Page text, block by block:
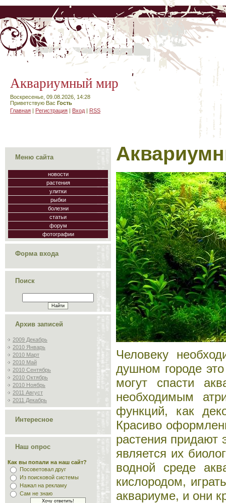
Аквариумный мир
Воскресенье, 09.08.2026, 14:28
Приветствую Вас Гость
Главная | Регистрация | Вход | RSS
Меню сайта
новости
растения
улитки
рыбки
болезни
статьи
форум
фотографии
Форма входа
Поиск
Архив записей
2009 Декабрь
2010 Январь
2010 Март
2010 Май
2010 Сентябрь
2010 Октябрь
2010 Ноябрь
2011 Август
2011 Декабрь
Интересное
Наш опрос
Как вы попали на наш сайт?
Посоветовал друг
Из поисковой системы
Нажал на рекламу
Сам не знаю
Человеку
душном городе
могут спасти
необходимым
функций, как
Красиво
растения придают
является их
водной среде
кислородом,
аквариуме, и они